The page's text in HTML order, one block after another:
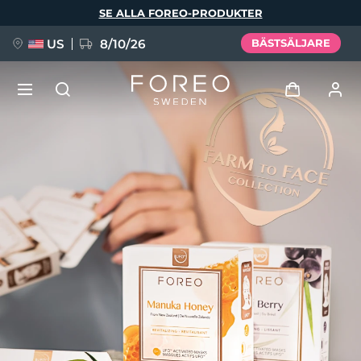
SE ALLA FOREO-PRODUKTER
US 8/10/26 BÄSTSÄLJARE
Logga in
Användarprofil
Mina enheter
Mina beställningar
Mina adresser
Mina prenumerationer
FAQ™ Pure Beauty-Tech Elixir
BREAKING NEWS
issa™ Teeth Whitening Set
English Deutsch
Español
Français
Italiano
Português
Polski
Svenska
Русский
简体中文 繁體中文